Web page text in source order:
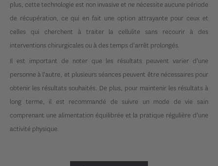
plus, cette technologie est non invasive et ne nécessite aucune période
de récupération, ce qui en fait une option attrayante pour ceux et
celles qui cherchent à traiter la cellulite sans recourir à des
interventions chirurgicales ou à des temps d'arrêt prolongés.
Il est important de noter que les résultats peuvent varier d'une
personne à l'autre, et plusieurs séances peuvent être nécessaires pour
obtenir les résultats souhaités. De plus, pour maintenir les résultats à
long terme, il est recommandé de suivre un mode de vie sain
comprenant une alimentation équilibrée et la pratique régulière d'une
activité physique.